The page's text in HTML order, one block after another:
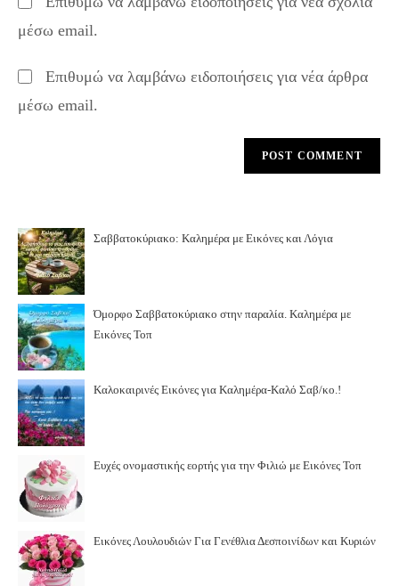
URL
(optional)
μέσω email.
Επιθυμώ να λαμβάνω ειδοποιήσεις για νέα άρθρα
μέσω email.
Σαββατοκύριακο: Καλημέρα με Εικόνες και Λόγια
Όμορφο Σαββατοκύριακο στην παραλία. Καλημέρα με
Εικόνες Τοπ
Καλοκαιρινές Εικόνες για Καλημέρα-Καλό Σαβ/κο.!
Ευχές ονομαστικής εορτής για την Φιλιώ με Εικόνες Τοπ
Εικόνες Λουλουδιών Για Γενέθλια Δεσποινίδων και Κυριών